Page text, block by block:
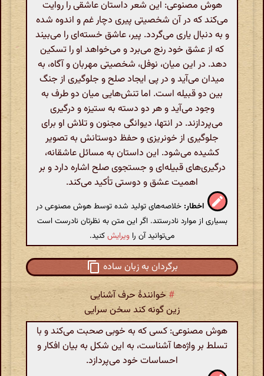
هوش مصنوعی: این شعر داستان عاشقی را روایت
می‌کند که در آن شخصیتی پیری دچار غم و اندوه شده
و به دنبال یاری می‌گردد. پیر، عاشق خسته‌ای را می‌بیند
که از عشق خود رنج می‌برد و می‌خواهد او را تسکین
دهد. در این میان، نوفل، شخصیتی مهربان و آگاه، به
میدان می‌آید و در پی ایجاد صلح و جلوگیری از جنگ
بین دو قبیله است. اما تنش‌هایی میان دو طرف به
وجود می‌آید و هر دو دسته به ستیزه و درگیری
می‌پردازند. در انتها، دیوانگی مجنون و تلاش او برای
جلوگیری از خونریزی و حفظ دوستانش به تصویر
کشیده می‌شود. این داستان به مسائل عاشقانه،
درگیری‌های قبیله‌ای و جستجوی صلح اشاره دارد و بر
اهمیت عشق و دوستی تأکید می‌کند.
اخطار: خلاصه‌های تولید شده توسط هوش مصنوعی در
بسیاری از موارد نادرستند. اگر این متن به نظرتان نادرست است
می‌توانید آن را ویرایشکنید.
برگردان به زبان ساده
#خوانندهٔ حرف آشنایی
زین گونه کند سخن سرایی
هوش مصنوعی: کسی که به خوبی صحبت می‌کند و با
تسلط بر واژه‌ها آشناست، به این شکل به بیان افکار و
احساسات خود می‌پردازد.